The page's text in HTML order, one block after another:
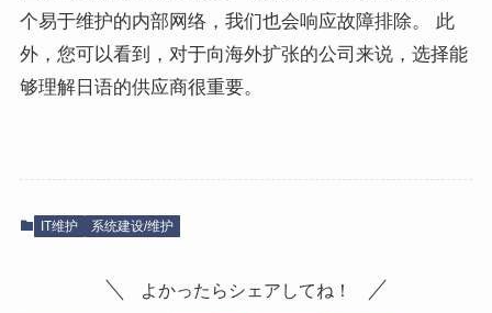
个易于维护的内部网络，我们也会响应故障排除。 此
外，您可以看到，对于向海外扩张的公司来说，选择能
够理解日语的供应商很重要。
IT维护 系统建设/维护
よかったらシェアしてね！